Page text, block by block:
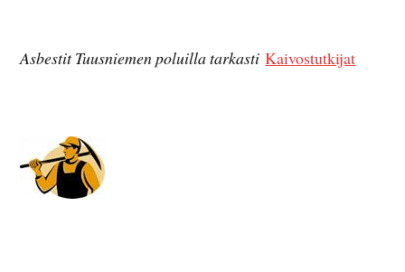
Asbestit Tuusniemen poluilla tarkasti Kaivostutkijat